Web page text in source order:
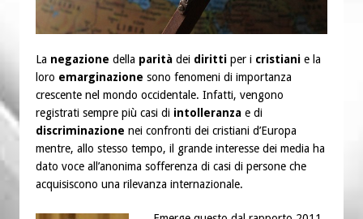
La negazione della parità dei diritti per i cristiani e la
loro emarginazione sono fenomeni di importanza
crescente nel mondo occidentale. Infatti, vengono
registrati sempre più casi di intolleranza e di
discriminazione nei confronti dei cristiani d’Europa
mentre, allo stesso tempo, il grande interesse dei media ha
dato voce all’anonima sofferenza di casi di persone che
acquisiscono una rilevanza internazionale.